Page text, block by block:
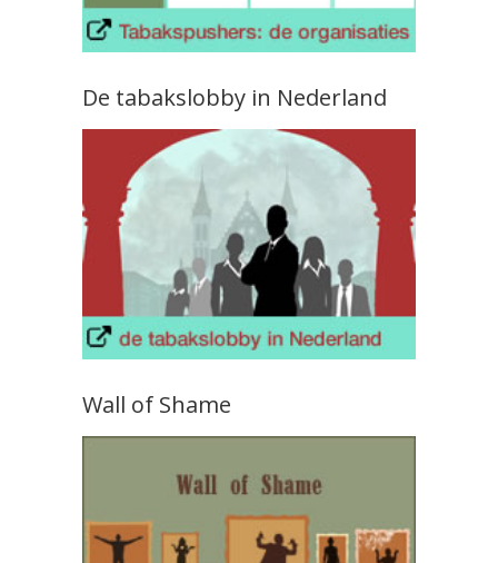
De tabakslobby in Nederland
Wall of Shame